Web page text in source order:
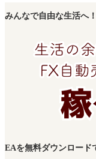
みんなで自由な生活へ！
EAを無料ダウンロード